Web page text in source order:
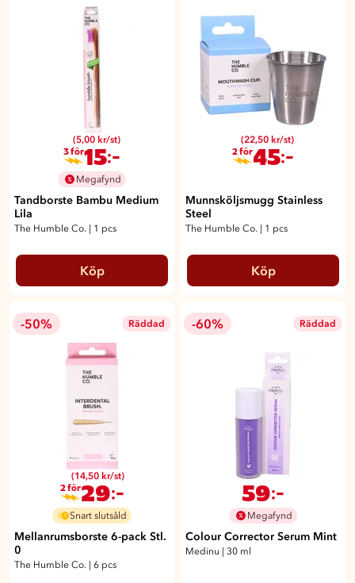
(5,00 kr/st)
3 för15:-
Megafynd
Tandborste Bambu Medium
Lila
The Humble Co. 1 pcs
Köp
(22,50 kr/st)
2 för45:-
Munnsköljsmugg Stainless
Steel
The Humble Co. 1 pcs
Köp
-50% Räddad
(14,50 kr/st)
2 för29:-
Snart slutsåld
Mellanrumsborste 6-pack Stl.
0
The Humble Co. | 6 pcs
-60% Räddad
59:-
Megafynd
Colour Corrector Serum Mint
Medinu | 30 ml